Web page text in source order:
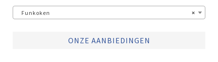
×
Funkoken
ONZE AANBIEDINGEN